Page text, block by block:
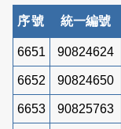
序號 統一編號
6651 90824624
6652 90824650
6653 90825763